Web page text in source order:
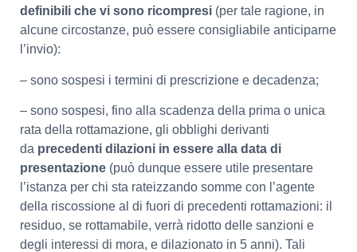
definibili che vi sono ricompresi (per tale ragione, in
alcune circostanze, può essere consigliabile anticiparne
l’invio):
– sono sospesi i termini di prescrizione e decadenza;
– sono sospesi, fino alla scadenza della prima o unica
rata della rottamazione, gli obblighi derivanti
da precedenti dilazioni in essere alla data di
presentazione (può dunque essere utile presentare
l’istanza per chi sta rateizzando somme con l’agente
della riscossione al di fuori di precedenti rottamazioni: il
residuo, se rottamabile, verrà ridotto delle sanzioni e
degli interessi di mora, e dilazionato in 5 anni). Tali